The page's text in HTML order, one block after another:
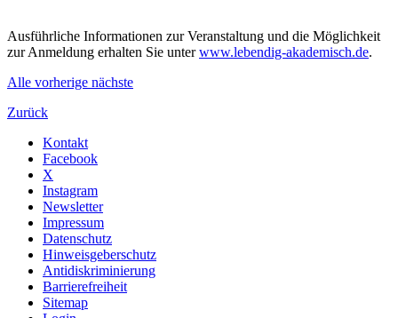
Ausführliche Informationen zur Veranstaltung und die Möglichkeit
zur Anmeldung erhalten Sie unterwww.lebendig-akademisch.de.
Alle vorherige nächste
Zurück
Kontakt
Facebook
X
Instagram
Newsletter
Impressum
Datenschutz
Hinweisgeberschutz
Antidiskriminierung
Barrierefreiheit
Sitemap